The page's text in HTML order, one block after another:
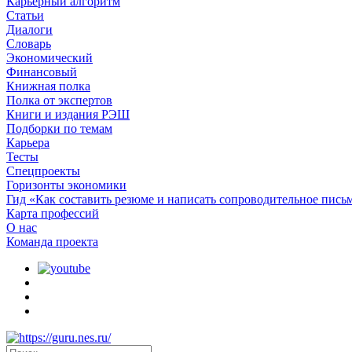
Статьи
Диалоги
Словарь
Экономический
Финансовый
Книжная полка
Полка от экспертов
Книги и издания РЭШ
Подборки по темам
Карьера
Тесты
Спецпроекты
Горизонты экономики
Гид «Как составить резюме и написать сопроводительное
Карта профессий
О наc
Команда проекта